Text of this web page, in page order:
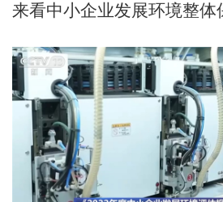
来看中小企业发展环境整体